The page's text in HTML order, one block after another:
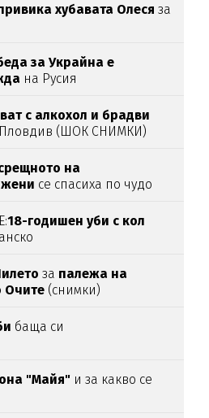
хубавата Олеся за
за Украйна е
на Русия
с алкохол и брадви
(ШОК СНИМКИ)
на
жени се спасиха по чудо
18-годишен уби с кол
за палежа на
Очите (снимки)
баща си
"Майя" и за какво се